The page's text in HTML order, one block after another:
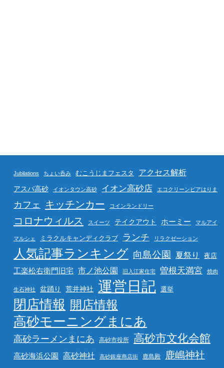
Jubilations ちょい呑み むこうじまフェスタ アクセス解析
アスパ高砂 イオンタウン高砂 イオン高砂店 エコクリーンピアはりま
カフェ キッチンカー コインランドリー
コロナウィルス スイーツ テイクアウト ホーミー マルアイ
マルシェ ミラクルキャンディクラブ ランチ リラクゼーション
人気記事ランキング 向島公園 夏祭り 夜店
工楽松右衛門旧宅 市ノ池公園 旧入江家住宅 曽根天満宮 焼肉
生石神社 盆踊り 荒井神社 運営日記 選挙
閉店情報 開店情報
高砂モーニングまにあ
高砂ラーメンまにあ 高砂市役所 高砂市文化会館
高砂海浜公園 高砂神社 高砂銀座商店街 鹿島殿 鹿嶋神社